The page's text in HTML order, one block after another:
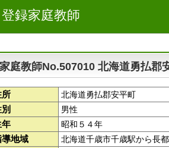
登録家庭教師
家庭教師No.507010 北海道勇払郡
所 北海道勇払郡安平町
男性
年 昭和５４年
導地域 北海道千歳市千歳駅から長都